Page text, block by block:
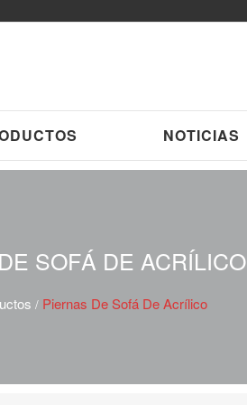
NOTICIAS
SOFÁ DE ACRÍLICO
/ Piernas De Sofá De Acrílico